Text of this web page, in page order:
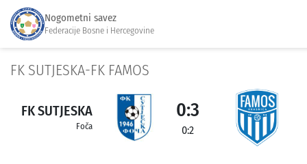
Nogometni savez
Federacije Bosne i Hercegovine
FK SUTJESKA-FK FAMOS
FK SUTJESKA
Foča
0:3
0:2